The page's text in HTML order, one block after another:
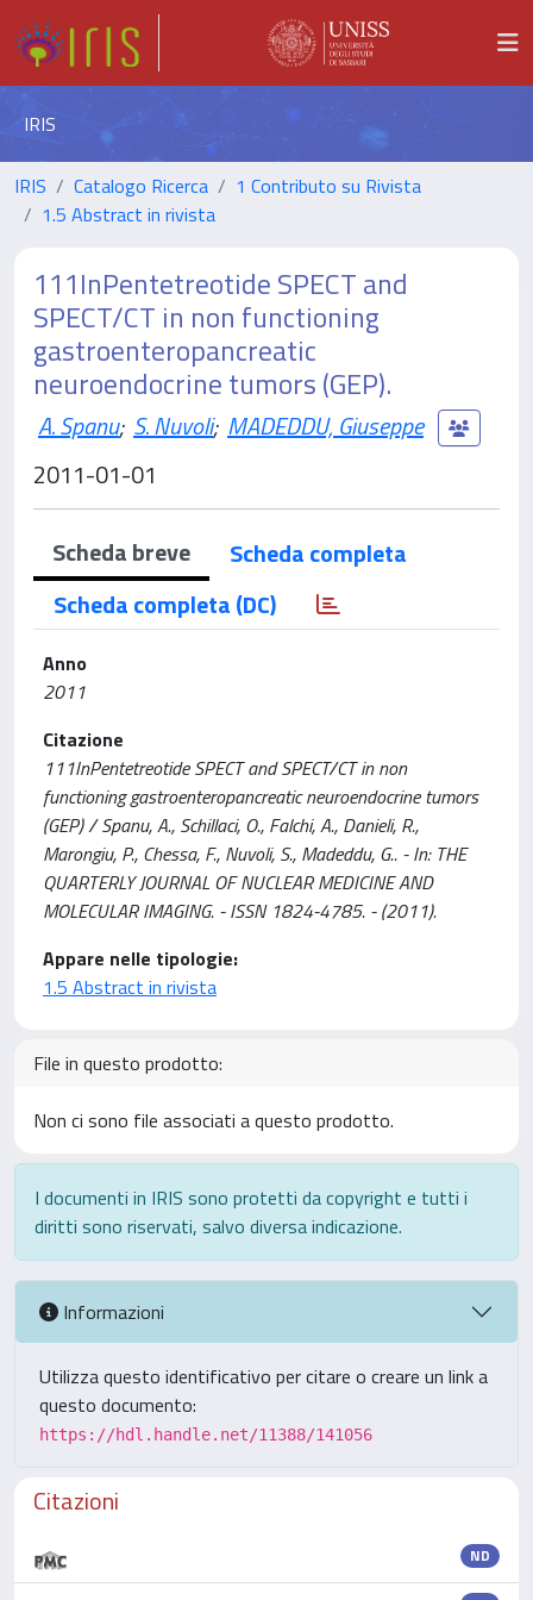
IRIS
IRIS Catalogo Ricerca
1 Contributo su Rivista
1.5 Abstract in rivista
111InPentetreotide SPECT and
SPECT/CT in non functioning
gastroenteropancreatic
neuroendocrine tumors (GEP).
A. Spanu; S. Nuvoli; MADEDDU, Giuseppe
2011-01-01
Scheda breve
Scheda completa
Scheda completa (DC)
Anno
2011
Citazione
111InPentetreotide SPECT and SPECT/CT in non
functioning gastroenteropancreatic neuroendocrine tumors
(GEP) / Spanu, A., Schillaci, O., Falchi, A., Danieli, R.,
Marongiu, P., Chessa, F., Nuvoli, S., Madeddu, G.. - In: THE
QUARTERLY JOURNAL OF NUCLEAR MEDICINE AND
MOLECULAR IMAGING. - ISSN 1824-4785. - (2011).
Appare nelle tipologie:
1.5 Abstract in rivista
File in questo prodotto:
Non ci sono file associati a questo prodotto.
I documenti in IRIS sono protetti da copyright e tutti i
diritti sono riservati, salvo diversa indicazione.
Informazioni
Utilizza questo identificativo per citare o creare un link a
questo documento:
https://hdl.handle.net/11388/141056
Citazioni
ND